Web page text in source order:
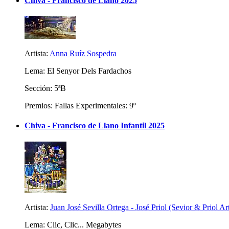
Artista: Anna Ruíz Sospedra
Lema: El Senyor Dels Fardachos
Sección: 5ªB
Premios: Fallas Experimentales: 9º
Chiva - Francisco de Llano Infantil 2025
Artista: Juan José Sevilla Ortega - José Priol (Sevior & Priol
Lema: Clic, Clic... Megabytes